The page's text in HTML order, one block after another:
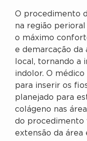
O procedimento
na região
o máximo
e demarcação da
local, tornando a
indolor. O médico
para inserir os
planejado para
colágeno nas
do procedimento
extensão da área